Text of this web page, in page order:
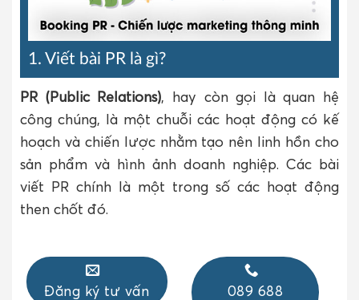
1. Viết bài PR là gì?
PR (Public Relations), hay còn gọi là quan hệ
công chúng, là một chuỗi các hoạt động có kế
hoạch và chiến lược nhằm tạo nên linh hồn cho
sản phẩm và hình ảnh doanh nghiệp. Các bài
viết PR chính là một trong số các hoạt động
then chốt đó.
Đăng ký tư vấn
089 688